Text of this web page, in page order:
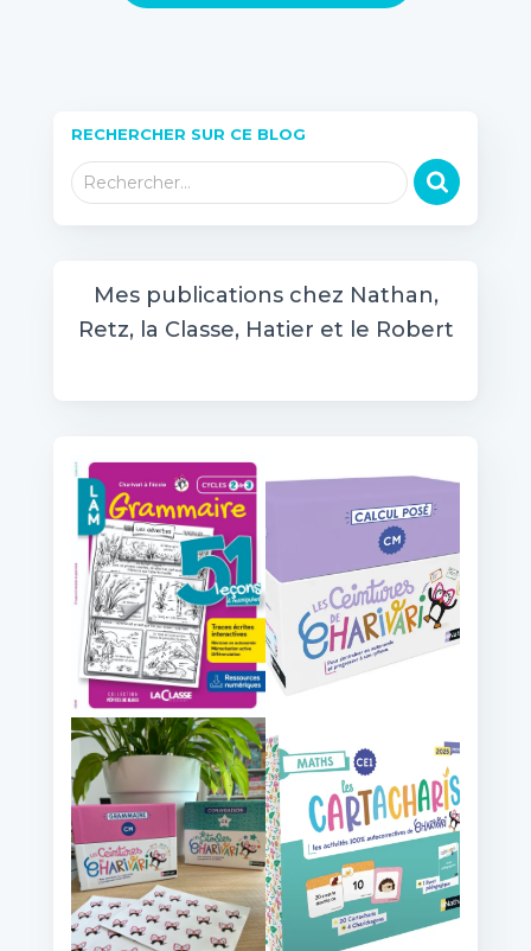
RECHERCHER SUR CE BLOG
R Rechercher…
Mes publications chez Nathan,
Retz, la Classe, Hatier et le Robert